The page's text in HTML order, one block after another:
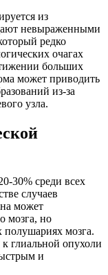
из
невыраженными
редко
очагах
больших
может приводить
из-за
узла.
30% среди всех
случаев
может
мозга, но
полушариях мозга.
глиальной опухоли
и